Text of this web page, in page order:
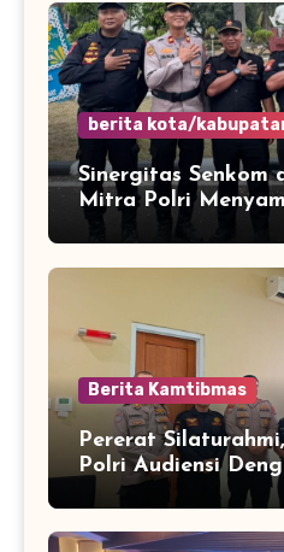
berita kota/
Sinergitas Senkom
Mitra Polri
Kota Cilegon Yang
Berita Kamtibmas
Pererat
Polri Audiensi
Bhabinkamtibmas